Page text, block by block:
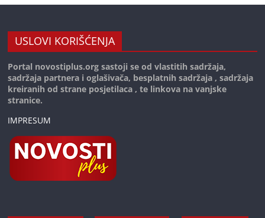
USLOVI KORIŠĆENJA
Portal novostiplus.org sastoji se od vlastitih sadržaja,
sadržaja partnera i oglašivača, besplatnih sadržaja , sadržaja
kreiranih od strane posjetilaca , te linkova na vanjske
stranice.
IMPRESUM